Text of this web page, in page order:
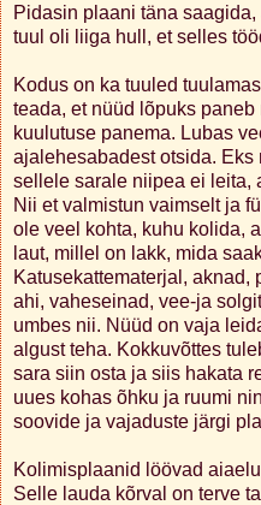
Pidasin plaani täna
tuul oli liiga hull, et selles
Kodus on ka tuuled
teada, et nüüd lõpuks
kuulutuse panema. Lubas
ajalehesabadest otsida. Eks
sellele sarale niipea ei leita,
Nii et valmistun vaimselt ja
ole veel kohta, kuhu kolida,
laut, millel on lakk, mida
Katusekattematerjal, aknad,
ahi, vaheseinad, vee-ja
umbes nii. Nüüd on vaja
algust teha. Kokkuvõttes
sara siin osta ja siis hakata
uues kohas õhku ja ruumi
soovide ja vajaduste järgi
Kolimisplaanid löövad
Selle lauda kõrval on terve